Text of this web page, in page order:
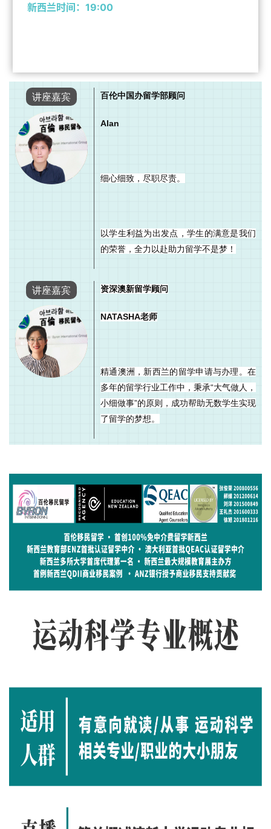
新西兰时间：19:00
讲座嘉宾 百伦中国办留学部顾问
Alan
细心细致，尽职尽责。
以学生利益为出发点，学生的满意是我们
的荣誉，全力以赴助力留学不是梦！
讲座嘉宾 资深澳新留学顾问
NATASHA老师
精通澳洲，新西兰的留学申请与办理。在
多年的留学行业工作中，秉承“大气做人，
小细做事”的原则，成功帮助无数学生实现
了留学的梦想。